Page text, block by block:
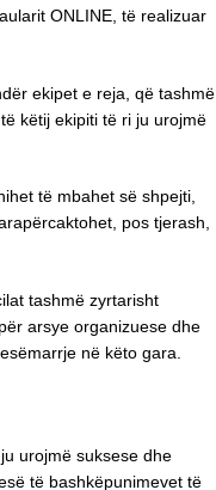
ONLINE, të realizuar
ekipet e reja, që tashmë
këtij ekipiti të ri ju urojmë
të mbahet së shpejti,
pos tjerash,
tashmë zyrtarisht
arsye organizuese dhe
në këto gara.
urojmë suksese dhe
të bashkëpunimevet të